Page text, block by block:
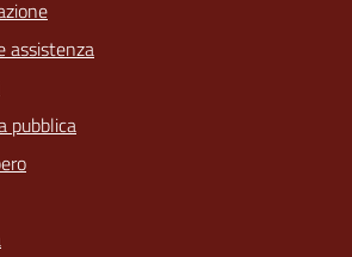
assistenza
pubblica